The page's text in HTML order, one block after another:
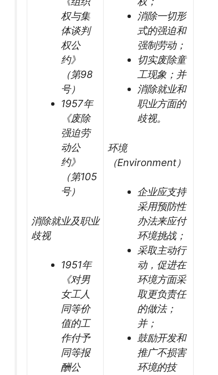
权与集
体谈判
权公
约》
（第98
号）
1957年
《废除
强迫劳
动公
约》
（第105
号）
消除就业及职业
歧视
1951年
《对男
女工人
同等价
值的工
作付予
同等报
酬公
消除一切形
式的强迫和
强制劳动；
切实废除童
工现象；并
消除就业和
职业方面的
歧视。
环境
（Environment）
企业应支持
采用预防性
办法来应付
环境挑战；
采取主动行
动，促进在
环境方面采
取更负责任
的做法；
并；
鼓励开发和
推广不损害
环境的技